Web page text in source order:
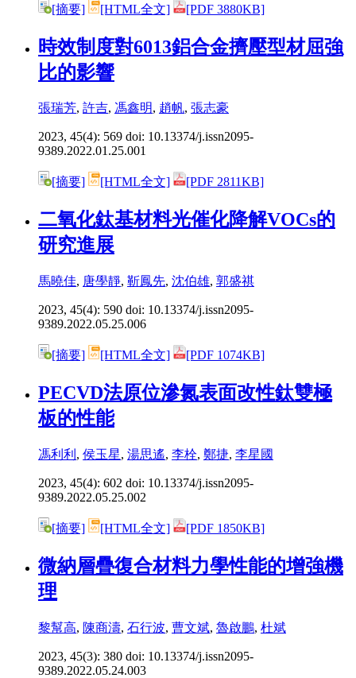
[摘要] [HTML全文] [PDF 3880KB]
時效制度對6013鋁合金擠壓型材屈強
比的影響
張瑞芳, 許吉, 馮鑫明, 趙帆, 張志豪
2023, 45(4): 569 doi: 10.13374/j.issn2095-
9389.2022.01.25.001
[摘要] [HTML全文] [PDF 2811KB]
二氧化鈦基材料光催化降解VOCs的
研究進展
馬曉佳, 唐學靜, 靳鳳先, 沈伯雄, 郭盛祺
2023, 45(4): 590 doi: 10.13374/j.issn2095-
9389.2022.05.25.006
[摘要] [HTML全文] [PDF 1074KB]
PECVD法原位滲氮表面改性鈦雙極
板的性能
馮利利 , 侯玉星, 湯思遙, 李栓, 鄭捷, 李星國
2023, 45(4): 602 doi: 10.13374/j.issn2095-
9389.2022.05.25.002
[摘要] [HTML全文] [PDF 1850KB]
微納層疊復合材料力學性能的增強機
理
黎幫高, 陳商濤, 石行波, 曹文斌, 魯啟鵬, 杜斌
2023, 45(3): 380 doi: 10.13374/j.issn2095-
9389.2022.05.24.003